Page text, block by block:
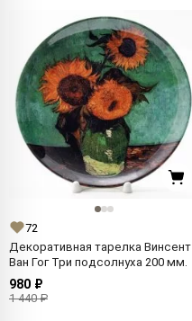
72
Декоративная тарелка Винсент
Ван Гог Три подсолнуха 200 мм.
980 ₽
1 440 ₽